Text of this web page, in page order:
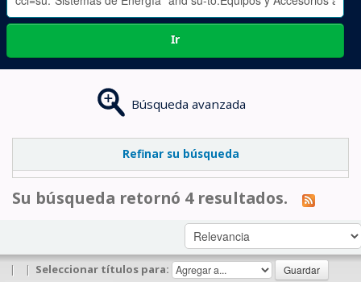
Ir
Búsqueda avanzada
Refinar su búsqueda
Su búsqueda retornó 4 resultados.
| | Seleccionar títulos para: